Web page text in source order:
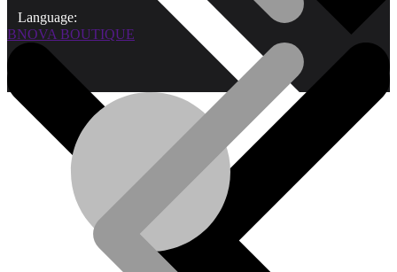
Qui sommes-nous?
Language:
BNOVA BOUTIQUE